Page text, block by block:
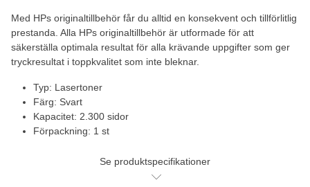
Med HPs originaltillbehör får du alltid en konsekvent och tillförlitlig
prestanda. Alla HPs originaltillbehör är utformade för att
säkerställa optimala resultat för alla krävande uppgifter som ger
tryckresultat i toppkvalitet som inte bleknar.
Typ: Lasertoner
Färg: Svart
Kapacitet: 2.300 sidor
Förpackning: 1 st
Se produktspecifikationer